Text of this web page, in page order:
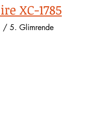
XC-1785
/ 5. Glimrende